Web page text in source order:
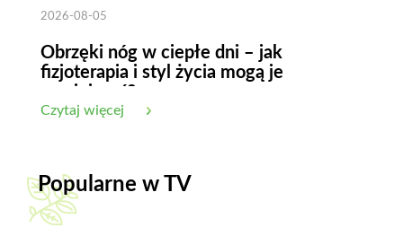
2026-08-05
Obrzęki nóg w ciepłe dni – jak
fizjoterapia i styl życia mogą je
zmniejszyć?
Czytaj więcej
Popularne w TV